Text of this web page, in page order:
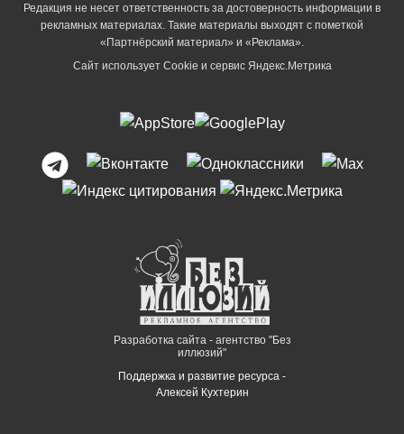
Редакция не несет ответственность за достоверность информации в
рекламных материалах. Такие материалы выходят с пометкой
«Партнёрский материал» и «Реклама».
Сайт использует Cookie и сервиc Яндекс.Метрика
Разработка сайта - агентство "Без
иллюзий"
Поддержка и развитие ресурса -
Алексей Кухтерин